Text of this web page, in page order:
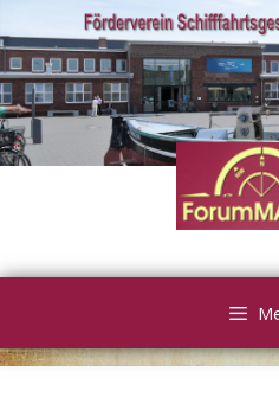
Inhalt
springen